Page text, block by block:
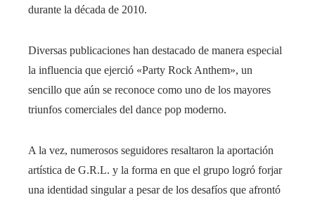
durante la década de 2010.
Diversas publicaciones han destacado de manera especial
la influencia que ejerció «Party Rock Anthem», un
sencillo que aún se reconoce como uno de los mayores
triunfos comerciales del dance pop moderno.
A la vez, numerosos seguidores resaltaron la aportación
artística de G.R.L. y la forma en que el grupo logró forjar
una identidad singular a pesar de los desafíos que afrontó